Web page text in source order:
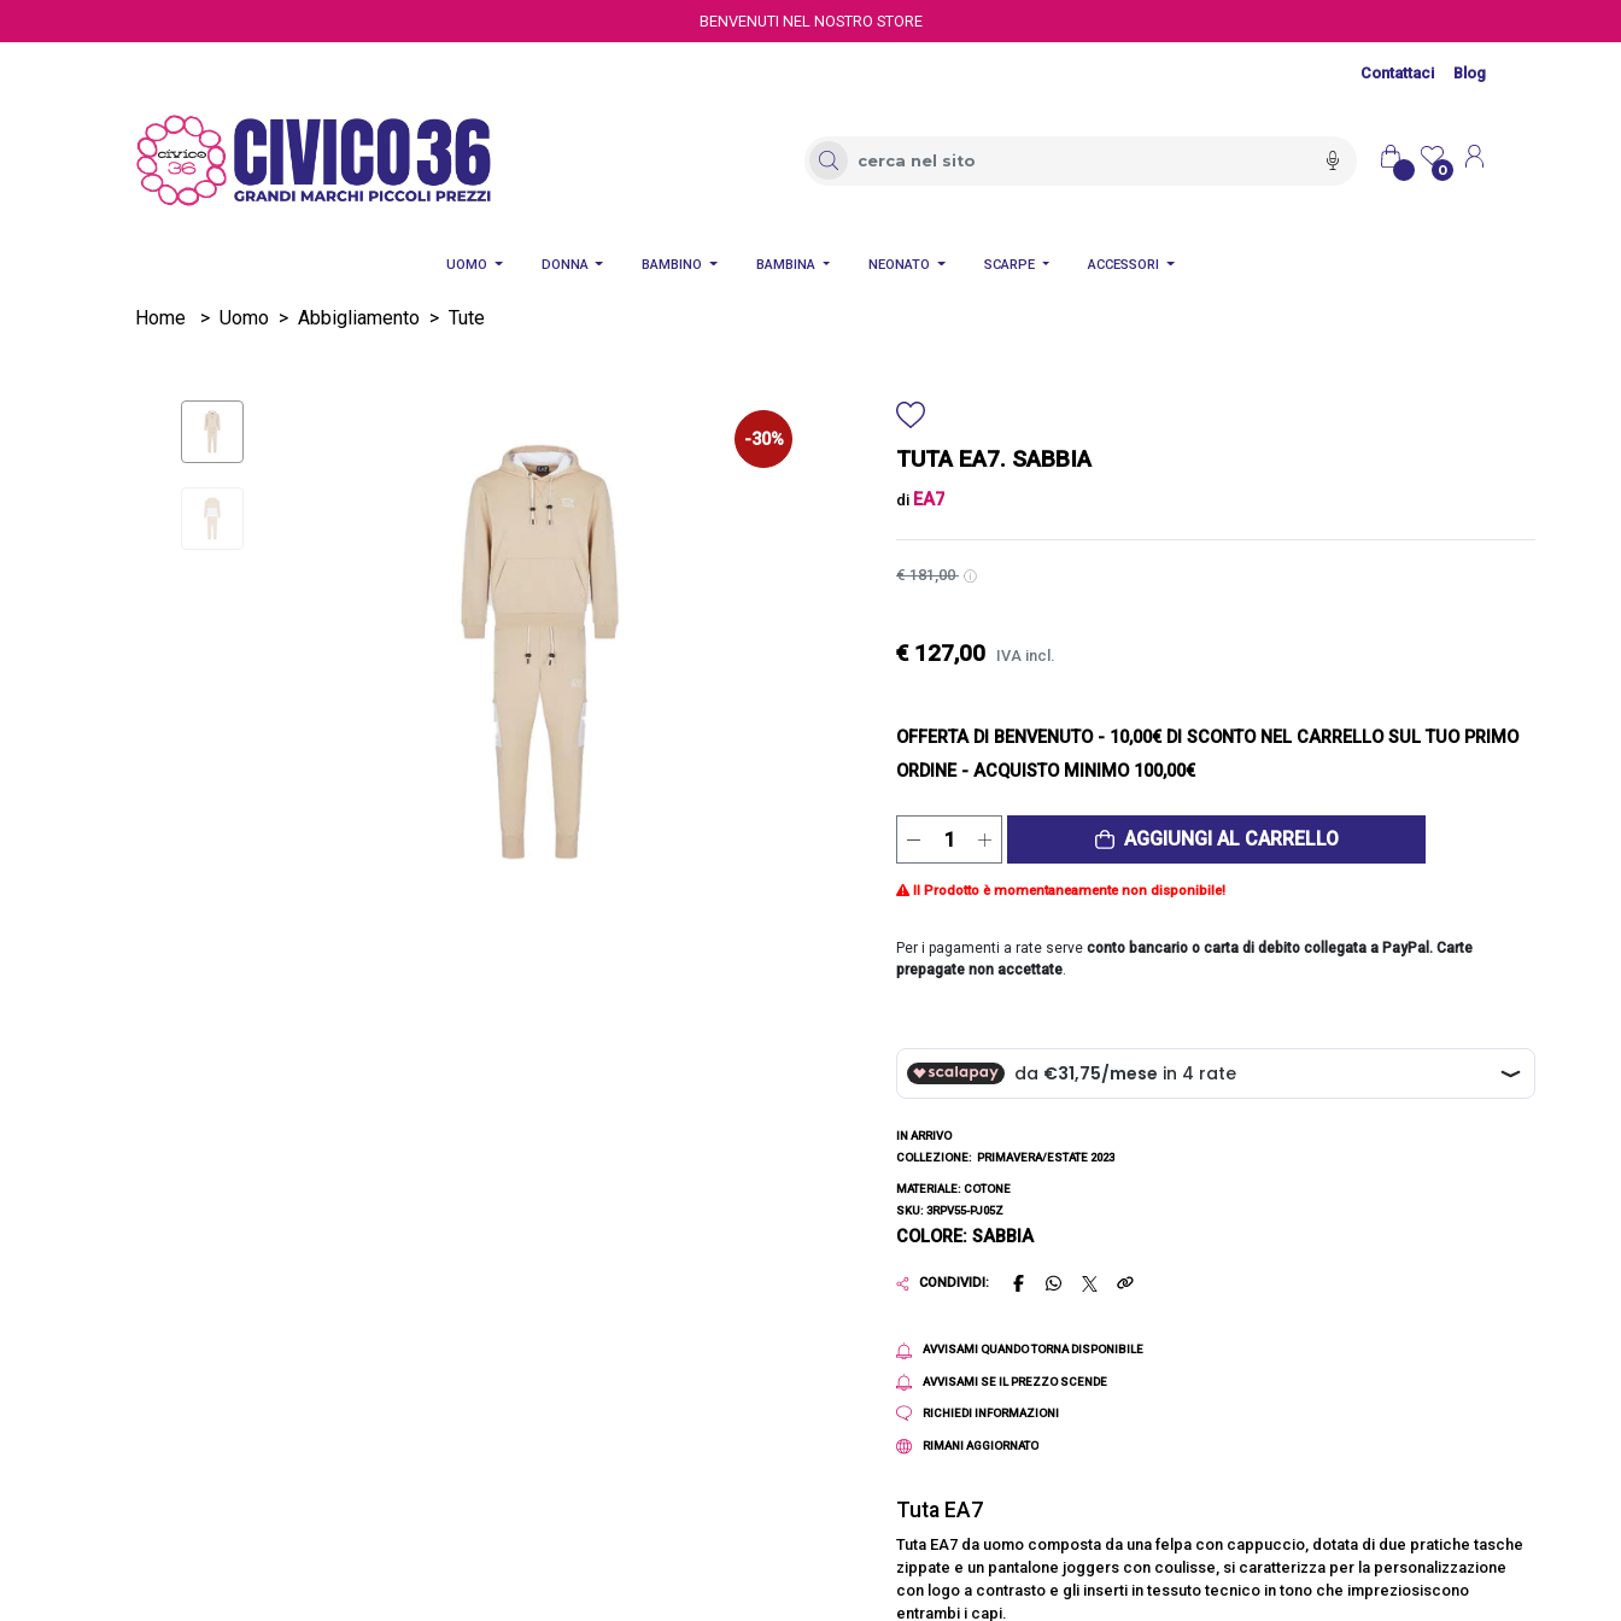
BENVENUTI NEL NOSTRO STORE
Contattaci Blog
0
UOMO DONNA BAMBINO BAMBINA NEONATO SCARPE ACCESSORI
Home > Uomo > Abbigliamento > Tute
-30%
TUTA EA7. SABBIA
di EA7
€ 181,00
€ 127,00 IVA incl.
OFFERTA DI BENVENUTO- 10,00€ DI SCONTO NEL CARRELLO SUL TUO PRIMO
ORDINE - ACQUISTO MINIMO 100,00€
AGGIUNGI AL CARRELLO
Il Prodotto è momentaneamente non disponibile!
Per i pagamenti a rate serve conto bancario o carta di debito collegata a PayPal. Carte
prepagate non accettate.
IN ARRIVO
COLLEZIONE: PRIMAVERA/ESTATE 2023
MATERIALE: COTONE
SKU: 3RPV55-PJ05Z
COLORE: SABBIA
CONDIVIDI:
AVVISAMI QUANDO TORNA DISPONIBILE
AVVISAMI SE IL PREZZO SCENDE
RICHIEDI INFORMAZIONI
RIMANI AGGIORNATO
Tuta EA7
Tuta EA7 da uomo composta da una felpa con cappuccio, dotata di due pratiche tasche
zippate e un pantalone joggers con coulisse, si caratterizza per la personalizzazione
con logo a contrasto e gli inserti in tessuto tecnico in tono che impreziosiscono
entrambi i capi.